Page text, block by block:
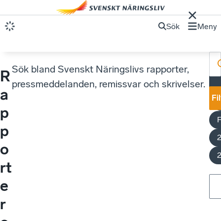
Sök Meny
R
a
p
p
o
rt
e
r
Sök bland Svenskt Näringslivs rapporter,
pressmeddelanden, remissvar och skrivelser.